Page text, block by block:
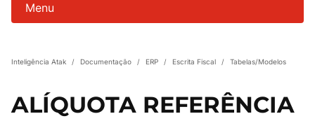
Menu
Inteligência Atak / Documentação / ERP / Escrita Fiscal / Tabelas/Modelos
ALÍQUOTA REFERÊNCIA